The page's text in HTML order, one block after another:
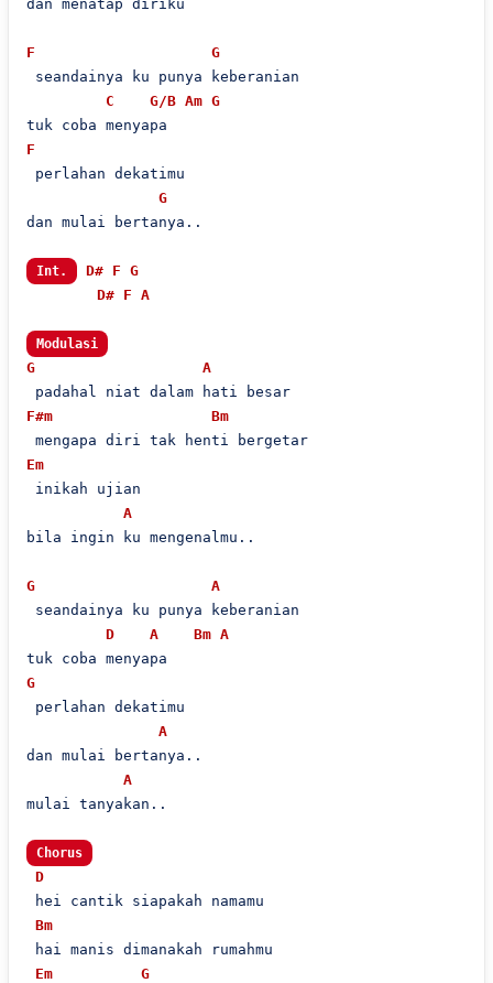
dan menatap diriku
F
G
seandainya ku punya keberanian
C
G/B Am G
F
perlahan dekatimu
G
dan mulai bertanya..
Int. D# F G
D#
F A
Modulasi
G
A
padahal niat dalam hati besar
F#m
Bm
mengapa diri tak henti bergetar
Em
inikah ujian
A
bila ingin ku mengenalmu..
G
A
seandainya ku punya keberanian
D
A Bm A
G
perlahan dekatimu
A
dan mulai bertanya..
A
mulai tanyakan..
Chorus
D
hei cantik siapakah namamu
Bm
hai manis dimanakah rumahmu
Em
G